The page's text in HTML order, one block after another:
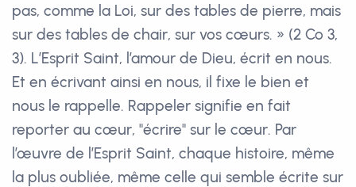
pas, comme la Loi, sur des tables de pierre, mais
sur des tables de chair, sur vos cœurs. » (2 Co 3,
3). L’Esprit Saint, l’amour de Dieu, écrit en nous.
Et en écrivant ainsi en nous, il fixe le bien et
nous le rappelle. Rappeler signifie en fait
reporter au cœur, "écrire" sur le cœur. Par
l’œuvre de l’Esprit Saint, chaque histoire, même
la plus oubliée, même celle qui semble écrite sur